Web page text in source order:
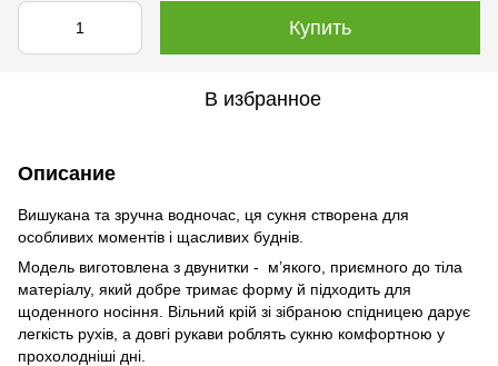
Купить
В избранное
Описание
Вишукана та зручна водночас, ця сукня створена для
особливих моментів і щасливих буднів.
Модель виготовлена з двунитки - м’якого, приємного до тіла
матеріалу, який добре тримає форму й підходить для
щоденного носіння. Вільний крій зі зібраною спідницею дарує
легкість рухів, а довгі рукави роблять сукню комфортною у
прохолодніші дні.